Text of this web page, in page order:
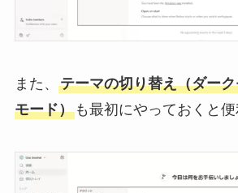
また、 テーマの切り替え（ダー
モード）も最初にやっておくと便